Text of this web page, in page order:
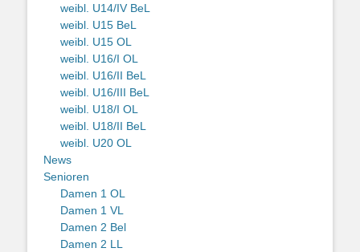
weibl. U14/IV BeL
weibl. U15 BeL
weibl. U15 OL
weibl. U16/I OL
weibl. U16/II BeL
weibl. U16/III BeL
weibl. U18/I OL
weibl. U18/II BeL
weibl. U20 OL
News
Senioren
Damen 1 OL
Damen 1 VL
Damen 2 Bel
Damen 2 LL